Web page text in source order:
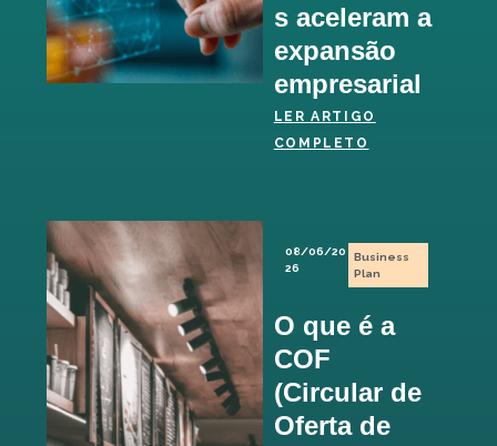
s aceleram a
expansão
empresarial
LER ARTIGO
COMPLETO
08/06/20
26
Business
Plan
O que é a
COF
(Circular de
Oferta de